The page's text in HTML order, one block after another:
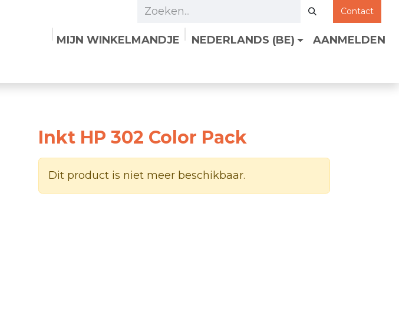
Contact
MIJN WINKELMANDJE NEDERLANDS (BE)
AANMELDEN
Inkt HP 302 Color Pack
Dit product is niet meer beschikbaar.